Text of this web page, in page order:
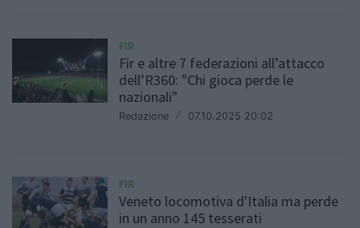
FIR
Fir e altre 7 federazioni all’attacco
dell’R360: "Chi gioca perde le
nazionali"
Redazione / 07.10.2025 20:02
FIR
Veneto locomotiva d'Italia ma perde
in un anno 145 tesserati